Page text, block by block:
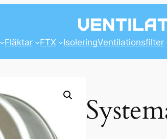
Fläktar FTX IsoleringVentilationsfilter